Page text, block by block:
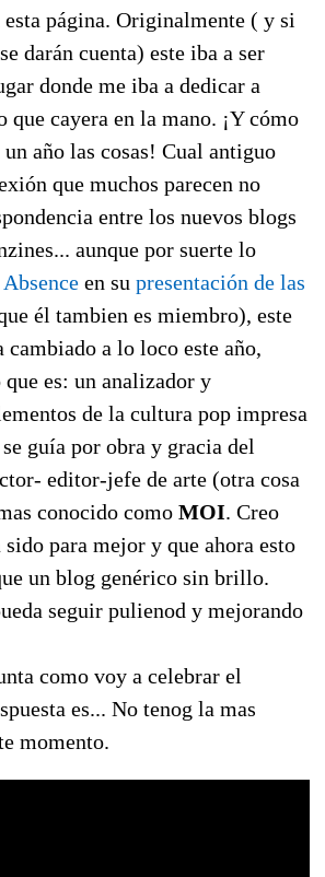
página. Originalmente ( y si
darán cuenta) este iba a ser
donde me iba a dedicar a
que cayera en la mano. ¡Y cómo
año las cosas! Cual antiguo
que muchos parecen no
entre los nuevos blogs
aunque por suerte lo
Absence en su presentación de las
él tambien es miembro), este
cambiado a lo loco este año,
es: un analizador y
de la cultura pop impresa
guía por obra y gracia del
editor-jefe de arte (otra cosa
conocido como MOI. Creo
para mejor y que ahora esto
un blog genérico sin brillo.
seguir pulienod y mejorando
como voy a celebrar el
es... No tenog la mas
momento.